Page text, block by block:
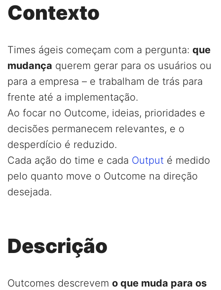
Contexto
Times ágeis começam com a pergunta: que
mudança querem gerar para os usuários ou
para a empresa – e trabalham de trás para
frente até a implementação.
Ao focar no Outcome, ideias, prioridades e
decisões permanecem relevantes, e o
desperdício é reduzido.
Cada ação do time e cada Output é medido
pelo quanto move o Outcome na direção
desejada.
Descrição
Outcomes descrevem o que muda para os